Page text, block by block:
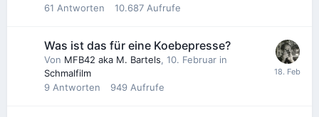
61 Antworten 10.687 Aufrufe
Was ist das für eine Koebepresse?
Von MFB42 aka M. Bartels, 10. Februar in
Schmalfilm
9 Antworten 949 Aufrufe